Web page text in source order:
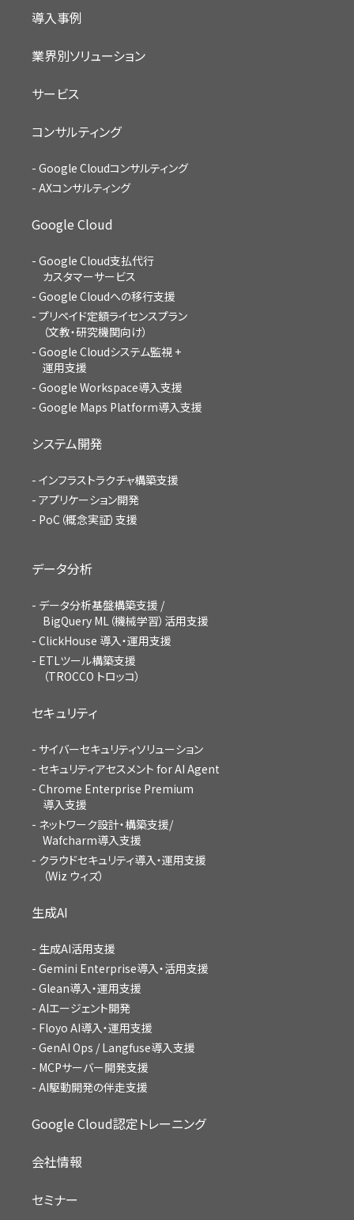
導入事例
業界別ソリューション
サービス
コンサルティング
Google Cloudコンサルティング
AXコンサルティング
Google Cloud
Google Cloud支払代行
カスタマーサービス
Google Cloudへの移行支援
プリペイド定額ライセンスプラン
（文教・研究機関向け）
Google Cloudシステム監視 +
運用支援
Google Workspace導入支援
Google Maps Platform導入支援
システム開発
インフラストラクチャ構築支援
アプリケーション開発
PoC（概念実証）支援
データ分析
データ分析基盤構築支援 /
BigQuery ML（機械学習）活用支援
ClickHouse 導入・運用支援
ETLツール構築支援
（TROCCO トロッコ）
セキュリティ
サイバーセキュリティソリューション
セキュリティアセスメント for AI Agent
Chrome Enterprise Premium
導入支援
ネットワーク設計・構築支援/
Wafcharm導入支援
クラウドセキュリティ導入・運用支援
（Wiz ウィズ）
生成AI
生成AI活用支援
Gemini Enterprise導入・活用支援
Glean導入・運用支援
AIエージェント開発
Floyo AI導入・運用支援
GenAI Ops / Langfuse導入支援
MCPサーバー開発支援
AI駆動開発の伴走支援
Google Cloud認定トレーニング
会社情報
セミナー